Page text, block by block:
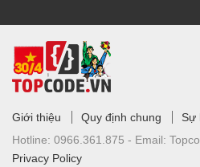
Giới thiệu Quy định chung
Sự
Hotline: 0966.361.875 - Email:
Privacy Policy